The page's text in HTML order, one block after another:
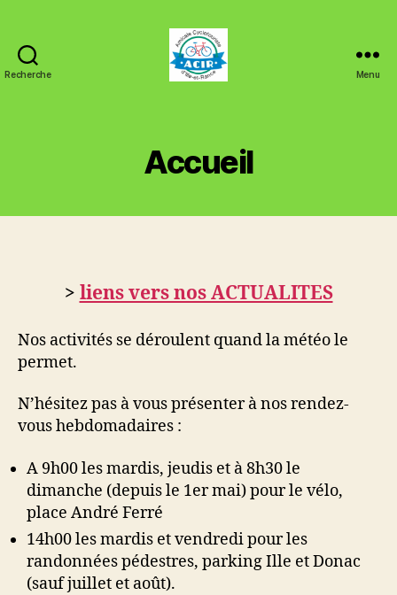
Recherche Menu
Accueil
> liens vers nos ACTUALITES
Nos activités se déroulent quand la météo le
permet.
N’hésitez pas à vous présenter à nos rendez-
vous hebdomadaires :
A 9h00 les mardis, jeudis et à 8h30 le
dimanche (depuis le 1er mai) pour le vélo,
place André Ferré
14h00 les mardis et vendredi pour les
randonnées pédestres, parking Ille et Donac
(sauf juillet et août).